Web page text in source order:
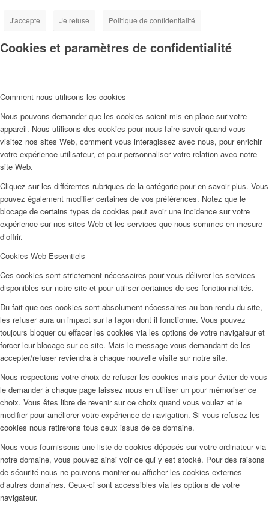
J'accepte Je refuse Politique de confidentialité
Cookies et paramètres de confidentialité
Comment nous utilisons les cookies
Nous pouvons demander que les cookies soient mis en place sur votre
appareil. Nous utilisons des cookies pour nous faire savoir quand vous
visitez nos sites Web, comment vous interagissez avec nous, pour enrichir
votre expérience utilisateur, et pour personnaliser votre relation avec notre
site Web.
Cliquez sur les différentes rubriques de la catégorie pour en savoir plus. Vous
pouvez également modifier certaines de vos préférences. Notez que le
blocage de certains types de cookies peut avoir une incidence sur votre
expérience sur nos sites Web et les services que nous sommes en mesure
d’offrir.
Cookies Web Essentiels
Ces cookies sont strictement nécessaires pour vous délivrer les services
disponibles sur notre site et pour utiliser certaines de ses fonctionnalités.
Du fait que ces cookies sont absolument nécessaires au bon rendu du site,
les refuser aura un impact sur la façon dont il fonctionne. Vous pouvez
toujours bloquer ou effacer les cookies via les options de votre navigateur et
forcer leur blocage sur ce site. Mais le message vous demandant de les
accepter/refuser reviendra à chaque nouvelle visite sur notre site.
Nous respectons votre choix de refuser les cookies mais pour éviter de vous
le demander à chaque page laissez nous en utiliser un pour mémoriser ce
choix. Vous êtes libre de revenir sur ce choix quand vous voulez et le
modifier pour améliorer votre expérience de navigation. Si vous refusez les
cookies nous retirerons tous ceux issus de ce domaine.
Nous vous fournissons une liste de cookies déposés sur votre ordinateur via
notre domaine, vous pouvez ainsi voir ce qui y est stocké. Pour des raisons
de sécurité nous ne pouvons montrer ou afficher les cookies externes
d’autres domaines. Ceux-ci sont accessibles via les options de votre
navigateur.